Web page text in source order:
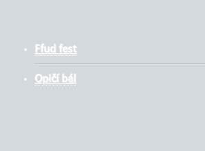
Ffud fest
Opičí bál